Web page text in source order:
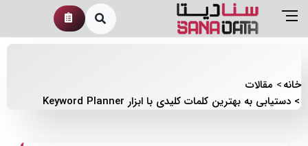
خانه
مقالات
دستیابی به بهترین کلمات کلیدی با ابزار Keyword Planner